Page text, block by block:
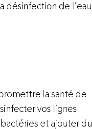
désinfection de l’eau
la santé de
vos lignes
et ajouter du